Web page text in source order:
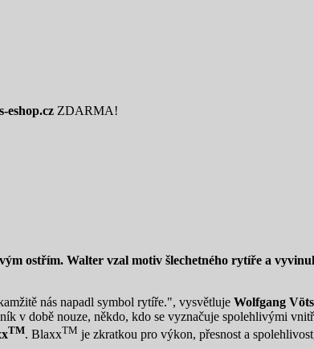
eshop.cz ZDARMA!
ostřím. Walter vzal motiv šlechetného rytíře a
nás napadl symbol rytíře.", vysvětluje Wolfgang
v době nouze, někdo, kdo se vyznačuje spolehlivými
TM. BlaxxTM je zkratkou pro výkon, přesnost a